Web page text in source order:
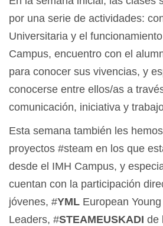
por una serie de actividades:
Universitaria y el
Campus, encuentro con el
para conocer sus vivencias, y
conocerse entre ellos/as a
comunicación, iniciativa y
Esta semana también les
proyectos #steam en los que
desde el IMH Campus, y
cuentan con la participación
jóvenes, #YML European
Leaders, #STEAMEUSKADI de